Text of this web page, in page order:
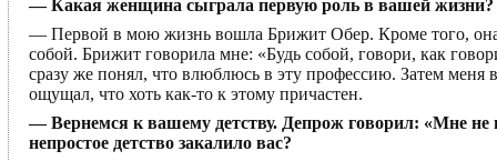
— Какая женщина сыграла первую роль в вашей жизни?
— Первой в мою жизнь вошла Брижит Обер. Кроме того, она
собой. Брижит говорила мне: «Будь собой, говори, как
сразу же понял, что влюблюсь в эту профессию. Затем
ощущал, что хоть как-то к этому причастен.
— Вернемся к вашему детству. Депрож говорил: «Мне не
непростое детство закалило вас?